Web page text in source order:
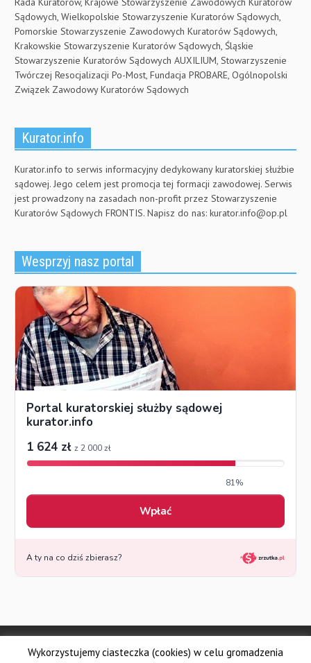
Sądowych, Wielkopolskie Stowarzyszenie Kuratorów Sądowych,
Pomorskie Stowarzyszenie Zawodowych Kuratorów Sądowych,
Krakowskie Stowarzyszenie Kuratorów Sądowych, Śląskie
Stowarzyszenie Kuratorów Sądowych AUXILIUM, Stowarzyszenie
Twórczej Resocjalizacji Po-Most, Fundacja PROBARE, Ogólnopolski
Związek Zawodowy Kuratorów Sądowych
Kurator.info
Kurator.info to serwis informacyjny dedykowany kuratorskiej służbie
sądowej. Jego celem jest promocja tej formacji zawodowej. Serwis
jest prowadzony na zasadach non-profit przez Stowarzyszenie
Kuratorów Sądowych FRONTIS. Napisz do nas: kurator.info@op.pl
Wesprzyj nasz portal
© Made by DSKS Frontis
Dolnośląskie Stowarzyszenie Kuratorów Sądowych FRONTIS
Wykorzystujemy ciasteczka (cookies) w celu gromadzenia